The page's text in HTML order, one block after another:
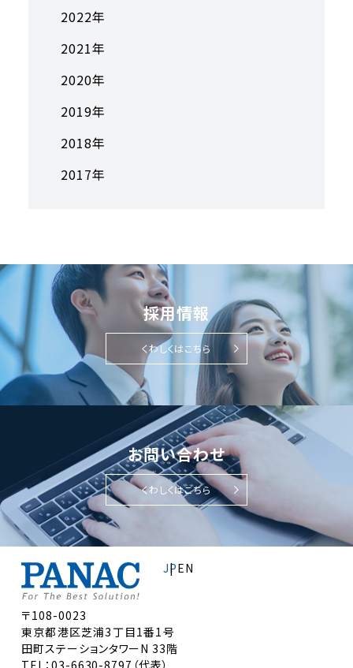
2022年
2021年
2020年
2019年
2018年
2017年
採用情報
くわしくはこちら
お問い合わせ
くわしくはこちら
JPEN
〒108-0023
東京都港区芝浦3丁目1番1号
田町ステーションタワーN 33階
TEL：03-6630-8797（代表）